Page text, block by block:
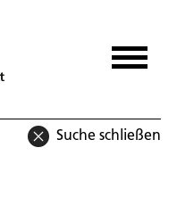
Suche schließen